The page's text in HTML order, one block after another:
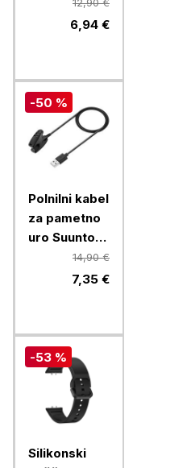
mm, temno
6,94 €
-50 %
Polnilni kabel
za pametno
uro Suunto
Ambit2,
14,90 €
7,35 €
-53 %
Silikonski